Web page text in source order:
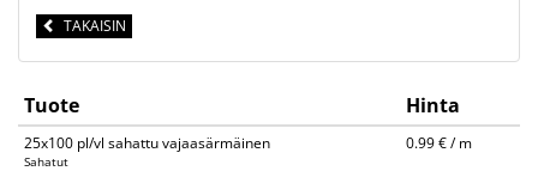
TAKAISIN
Tuote Hinta
25x100 pl/vl sahattu vajaasärmäinen
Sahatut
0.99 € / m